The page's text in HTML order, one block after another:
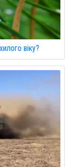
віку?